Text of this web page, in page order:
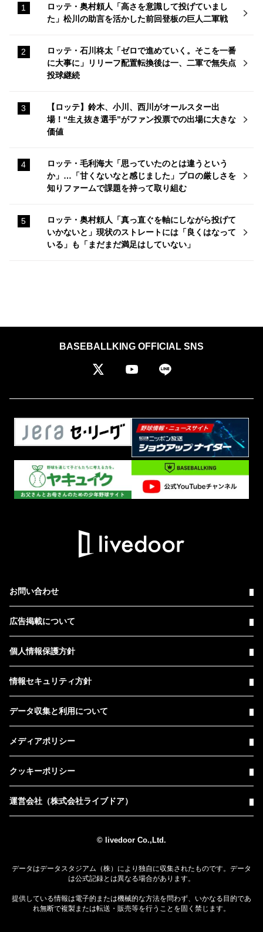
ロッテ・奥村頼人「高さを意識して投げていまし
た」松川の助言を活かした前回登板の巨人二軍戦
ロッテ・石川柊太「ゼロで進めていく。そこを一番
に大事に」リリーフ配置転換後は一、二軍で無失点
投球継続
【ロッテ】鈴木、小川、西川がオールスター出
場！“生え抜き選手”がファン投票での出場に大きな
価値
ロッテ・毛利海大「思っていたのとは違うという
か」…「甘くないなと感じました」プロの厳しさを
知りファームで課題を持って取り組む
ロッテ・奥村頼人「真っ直ぐを軸にしながら投げて
いかないと」現状のストレートには「良くはなって
いる」も「まだまだ満足はしていない」
BASEBALLKING OFFICIAL SNS
お問い合わせ
広告掲載について
個人情報保護方針
情報セキュリティ方針
データ収集と利用について
メディアポリシー
クッキーポリシー
運営会社（株式会社ライブドア）
© livedoor Co.,Ltd.
データはデータスタジアム（株）により独自に収集されたものです。データ
は公式記録とは異なる場合があります。
提供している情報は電子的または機械的な方法を問わず、いかなる目的であ
れ無断で複製または転送・販売等を行うことを固く禁じます。